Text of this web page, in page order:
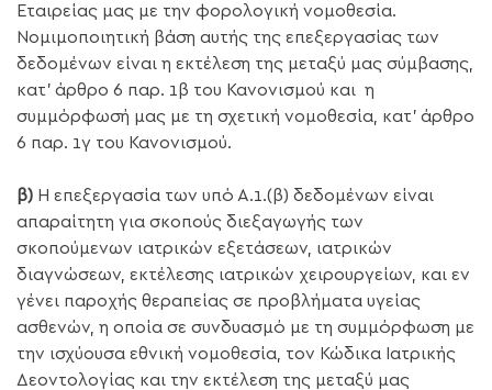
Εταιρείας μας με την φορολογική νομοθεσία.
Νομιμοποιητική βάση αυτής της επεξεργασίας των
δεδομένων είναι η εκτέλεση της μεταξύ μας σύμβασης,
κατ’ άρθρο 6 παρ. 1β του Κανονισμού και η
συμμόρφωσή μας με τη σχετική νομοθεσία, κατ’ άρθρο
6 παρ. 1γ του Κανονισμού.
β) Η επεξεργασία των υπό Α.1.(β) δεδομένων είναι
απαραίτητη για σκοπούς διεξαγωγής των
σκοπούμενων ιατρικών εξετάσεων, ιατρικών
διαγνώσεων, εκτέλεσης ιατρικών χειρουργείων, και εν
γένει παροχής θεραπείας σε προβλήματα υγείας
ασθενών, η οποία σε συνδυασμό με τη συμμόρφωση με
την ισχύουσα εθνική νομοθεσία, τον Κώδικα Ιατρικής
Δεοντολογίας και την εκτέλεση της μεταξύ μας